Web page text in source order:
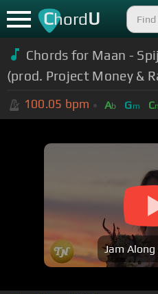
ChordU
Chords for Maan -
(prod. Project Money &
100.05 bpm Ab Gm C
Jam Along